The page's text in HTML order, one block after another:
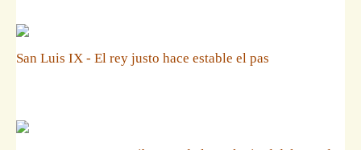
San Luis IX - El rey justo hace estable el pas